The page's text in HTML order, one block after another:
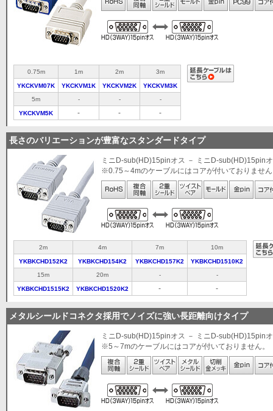
0.75m 1m 2m 3m
YKCKVM07K YKCKVM1K YKCKVM2K
YKCKVM3K
5m
- - -
YKCKVM5K - - -
長さのバリエーションが豊富なスタンダードタイプ
ミニD-sub(HD)15pinオス － ミニD-sub(HD)15pin
※0.75～4mのケーブルにはコアが付いておりませ
2m 4m 7m 10m
YKBKCHD152K2 YKBKCHD154K2 YKBKCHD157K2
YKBKCHD1510K2
15m
20m - -
YKBKCHD1515K2 YKBKCHD1520K2 - -
メタルシールドコネクタ採用でノイズに強い長距離向けタイプ
ミニD-sub(HD)15pinオス － ミニD-sub(HD)15pin
※5～7mのケーブルにはコアが付いておりません。